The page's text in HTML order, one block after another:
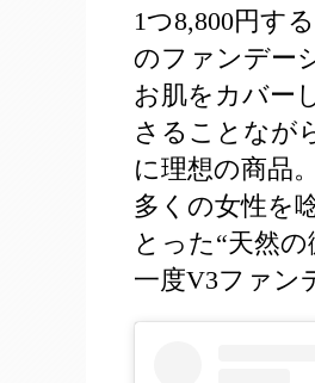
1つ8,800円す
のファンデー
お肌をカバー
さることなが
に理想の商品。
多くの女性を
とった“天然の
一度V3ファン